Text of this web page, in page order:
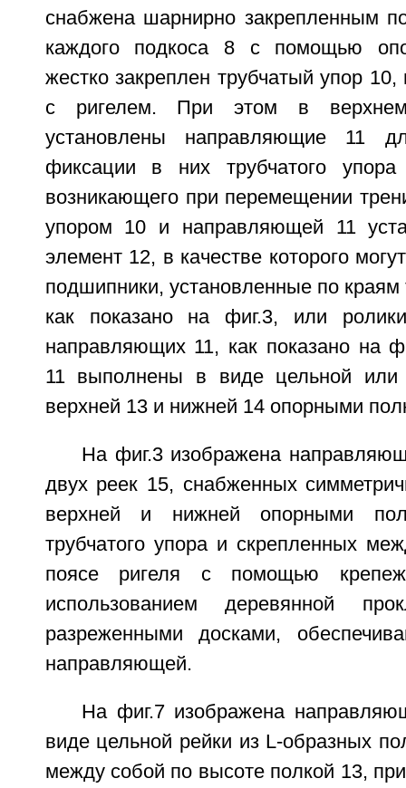
снабжена шарнирно закрепленным
каждого подкоса 8 с помощью
жестко закреплен трубчатый упор
с ригелем. При этом в
установлены направляющие 11
фиксации в них трубчатого
возникающего при перемещении
упором 10 и направляющей 11
элемент 12, в качестве которого
подшипники, установленные по краям
как показано на фиг.3, или
направляющих 11, как показано на
11 выполнены в виде цельной или
верхней 13 и нижней 14 опорными
На фиг.3 изображена
двух реек 15, снабженных
верхней и нижней опорными
трубчатого упора и скрепленных
поясе ригеля с помощью
использованием деревянной
разреженными досками,
направляющей.
На фиг.7 изображена
виде цельной рейки из L-образных
между собой по высоте полкой 13,